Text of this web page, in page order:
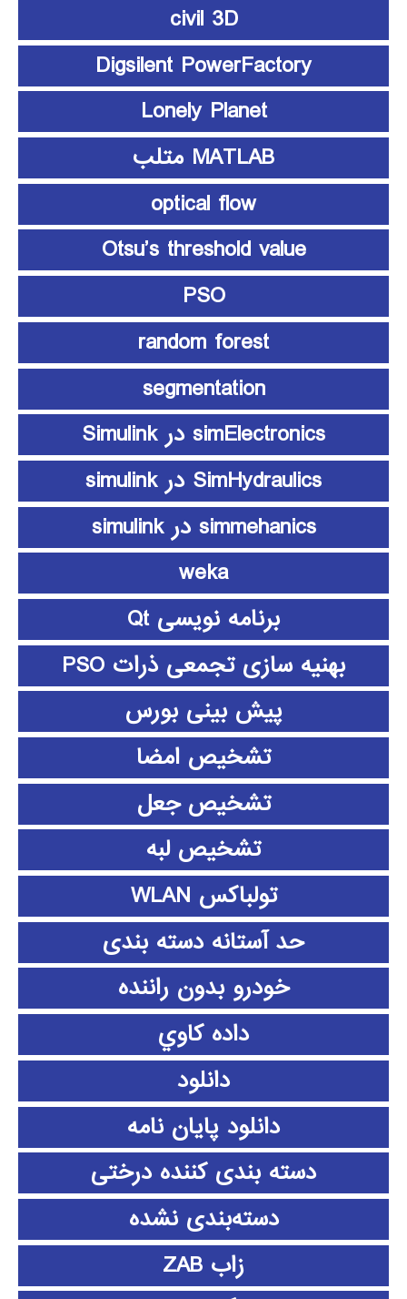
civil 3D
Digsilent PowerFactory
Lonely Planet
MATLAB متلب
optical flow
Otsu’s threshold value
PSO
random forest
segmentation
simElectronics در Simulink
SimHydraulics در simulink
simmehanics در simulink
weka
برنامه نویسی Qt
بهنیه سازی تجمعی ذرات PSO
پیش بینی بورس
تشخیص امضا
تشخیص جعل
تشخیص لبه
تولباکس WLAN
حد آستانه دسته بندی
خودرو بدون راننده
داده كاوي
دانلود
دانلود پايان نامه
دسته بندی کننده درختی
دسته‌بندی نشده
زاب ZAB